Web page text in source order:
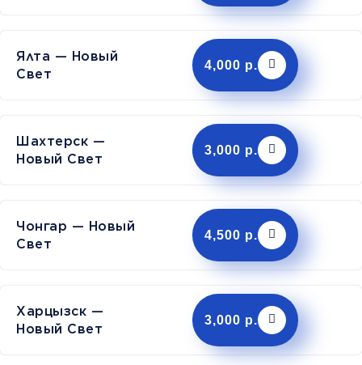
Ялта — Новый
Свет
4,000 р.
Шахтерск —
Новый Свет
3,000 р.
Чонгар — Новый
Свет
4,500 р.
Харцызск —
Новый Свет
3,000 р.